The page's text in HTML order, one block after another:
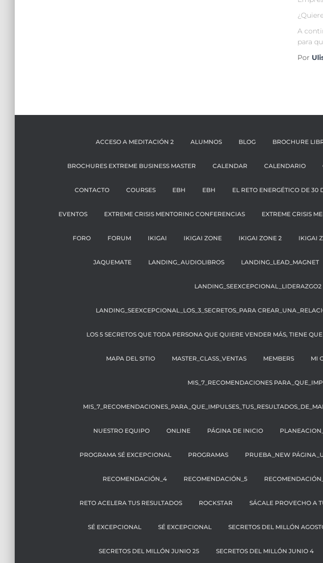
A
para
Por
ACCESO A MEDITACIÓN 2 ALUMNOS BLOG BROCHURE
BROCHURES EXTREME BUSINESS MASTER CALENDAR CALENDARIO
CONTACTO COURSES EBH EBH EL RETO ENERGÉTICO DE 30
EVENTOS EXTREME CRISIS MENTORING CONFERENCIAS EXTREME CRISIS
FORO FORUM IKIGAI IKIGAI ZONE IKIGAI ZONE 2 IKIGAI
JAQUEMATE LANDING_AUDIOLIBROS LANDING_LEAD_MAGNET
LANDING_SEEXCEPCIONAL_LIDERAZGO2
LANDING_SEEXCEPCIONAL_LOS_3_SECRETOS_PARA
LOS 5 SECRETOS QUE TODA PERSONA QUE QUIERE VENDER MÁS, TIENE
MAPA DEL SITIO MASTER_CLASS_VENTAS MEMBERS MI
MIS_7_RECOMENDACIONES
NUESTRO EQUIPO ONLINE PÁGINA DE INICIO
PROGRAMA SÉ EXCEPCIONAL PROGRAMAS PRUEBA_NEW
RECOMENDACIÓN_4 RECOMENDACIÓN_5
RETO ACELERA TUS RESULTADOS ROCKSTAR SÁCALE PROVECHO A
SÉ EXCEPCIONAL SÉ EXCEPCIONAL SECRETOS DEL MILLÓN
SECRETOS DEL MILLÓN JUNIO 25 SECRETOS DEL MILLÓN JUNIO 4